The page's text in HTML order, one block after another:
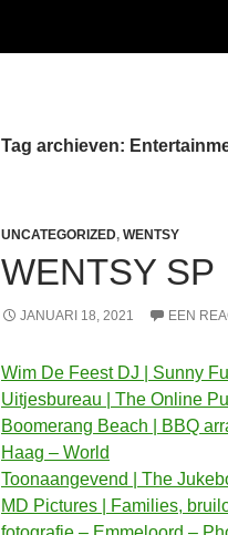
Tag archieven:
UNCATEGORIZED, WENTSY
WENTSY SP
JANUARI 18, 2021 EEN
Wim De Feest DJ | Sunny
Uitjesbureau | The Online
Boomerang Beach | BBQ
Haag – World
Toonaangevend | The
MD Pictures | Families,